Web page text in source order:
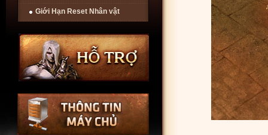
Giới Hạn Reset Nhân vật